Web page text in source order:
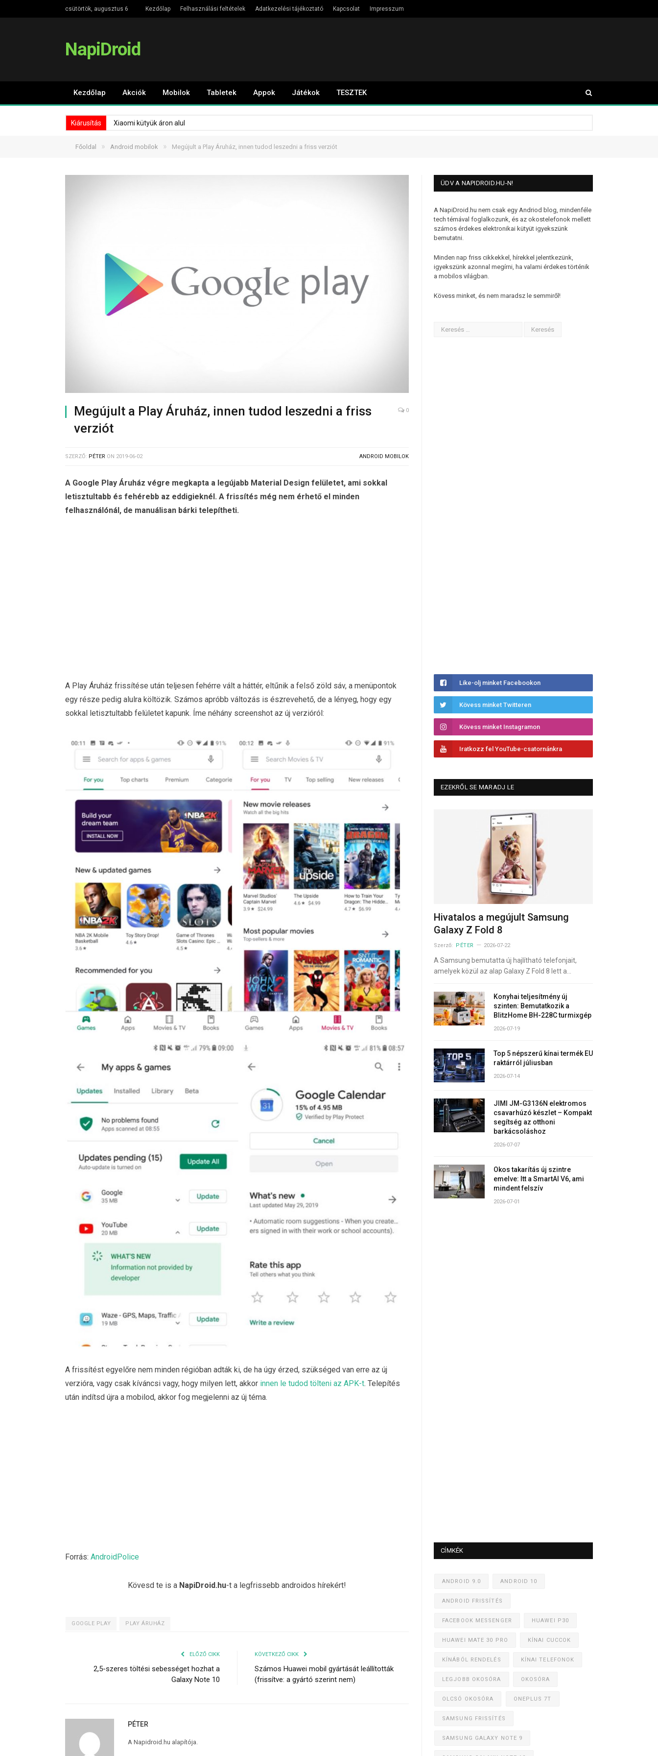
csütörtök, augusztus 6 Kezdőlap Felhasználási feltételek Adatkezelési tájékoztató Kapcsolat Impresszum
NapiDroid
Kezdőlap Akciók Mobilok Tabletek Appok Játékok TESZTEK
Kiárusítás Xiaomi kütyük áron alul
Főoldal » Android mobilok » Megújult a Play Áruház, innen tudod leszedni a friss verziót
Megújult a Play Áruház, innen tudod leszedni a friss
verziót
0
SZERZŐ: PÉTER ON 2019-06-02 ANDROID MOBILOK
A Google Play Áruház végre megkapta a legújabb Material Design felületet, ami sokkal
letisztultabb és fehérebb az eddigieknél. A frissítés még nem érhető el minden
felhasználónál, de manuálisan bárki telepítheti.
A Play Áruház frissítése után teljesen fehérre vált a háttér, eltűnik a felső zöld sáv, a menüpontok
egy része pedig alulra költözik. Számos apróbb változás is észrevehető, de a lényeg, hogy egy
sokkal letisztultabb felületet kapunk. Íme néhány screenshot az új verzióról:
A frissítést egyelőre nem minden régióban adták ki, de ha úgy érzed, szükséged van erre az új
verzióra, vagy csak kíváncsi vagy, hogy milyen lett, akkor innen le tudod tölteni az APK-t. Telepítés
után indítsd újra a mobilod, akkor fog megjelenni az új téma.
Forrás: AndroidPolice
Kövesd te is a NapiDroid.hu-t a legfrissebb androidos hírekért!
GOOGLE PLAY PLAY ÁRUHÁZ
ELŐZŐ CIKK
2,5-szeres töltési sebességet hozhat a
Galaxy Note 10
KÖVETKEZŐ CIKK
Számos Huawei mobil gyártását leállították
(frissítve: a gyártó szerint nem)
PÉTER
A Napidroid.hu alapítója.
ÜDV A NAPIDROID.HU-N!
A NapiDroid.hu nem csak egy Andriod blog, mindenféle
tech témával foglalkozunk, és az okostelefonok mellett
számos érdekes elektronikai kütyüt igyekszünk
bemutatni.
Minden nap friss cikkekkel, hírekkel jelentkezünk,
igyekszünk azonnal megírni, ha valami érdekes történik
a mobilos világban.
Kövess minket, és nem maradsz le semmiről!
Like-olj minket Facebookon
Kövess minket Twitteren
Kövess minket Instagramon
Iratkozz fel YouTube-csatornánkra
EZEKRŐL SE MARADJ LE
Hivatalos a megújult Samsung
Galaxy Z Fold 8
Szerző: PÉTER 2026-07-22
A Samsung bemutatta új hajlítható telefonjait,
amelyek közül az alap Galaxy Z Fold 8 lett a…
Konyhai teljesítmény új
szinten: Bemutatkozik a
BlitzHome BH-228C turmixgép
2026-07-19
Top 5 népszerű kínai termék EU
raktárról júliusban
2026-07-14
JIMI JM-G3136N elektromos
csavarhúzó készlet – Kompakt
segítség az otthoni
barkácsoláshoz
2026-07-07
Okos takarítás új szintre
emelve: Itt a SmartAI V6, ami
mindent felszív
2026-07-01
CÍMKÉK
ANDROID 9.0 ANDROID 10
ANDROID FRISSÍTÉS
FACEBOOK MESSENGER HUAWEI P30
HUAWEI MATE 30 PRO KÍNAI CUCCOK
KÍNÁBÓL RENDELÉS KÍNAI TELEFONOK
LEGJOBB OKOSÓRA OKOSÓRA
OLCSÓ OKOSÓRA ONEPLUS 7T
SAMSUNG FRISSÍTÉS
SAMSUNG GALAXY NOTE 9